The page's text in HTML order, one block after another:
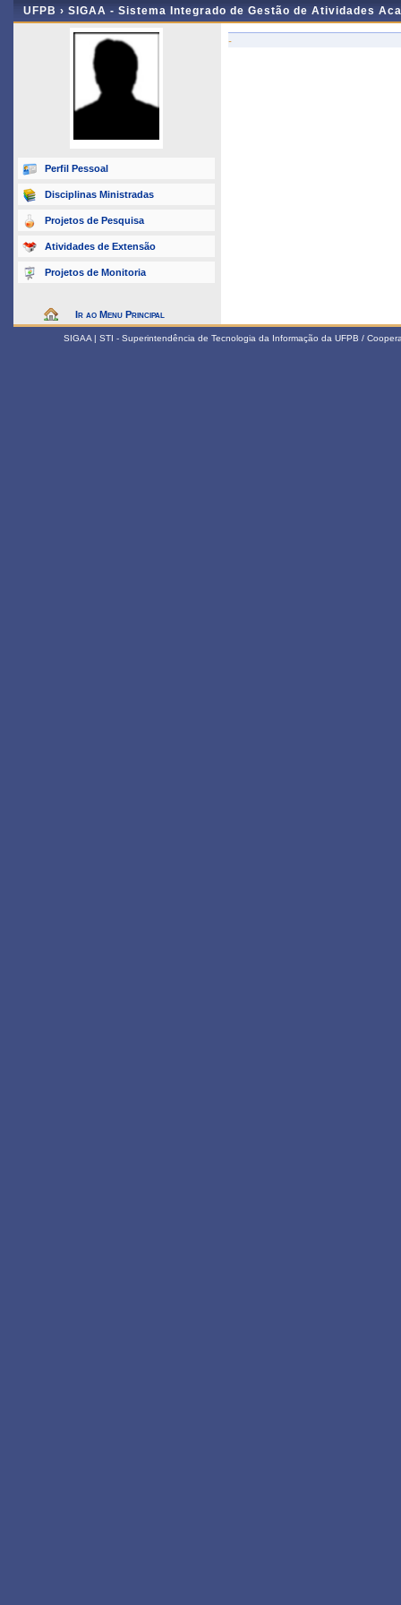
UFPB › SIGAA - Sistema Integrado de Gestão de Atividades
Perfil Pessoal
Disciplinas Ministradas
Projetos de Pesquisa
Atividades de Extensão
Projetos de Monitoria
Ir ao Menu Principal
-
SIGAA | STI - Superintendência de Tecnologia da Informação da UFPB /